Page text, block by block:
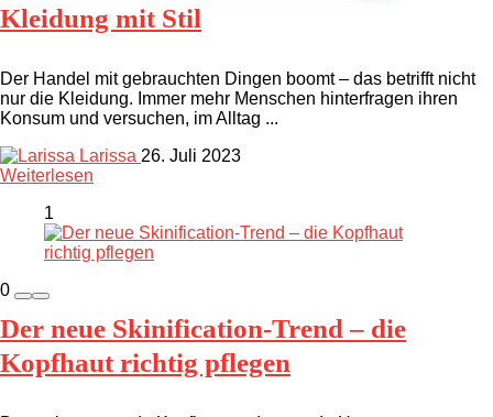
Kleidung mit Stil
Der Handel mit gebrauchten Dingen boomt – das betrifft nicht
nur die Kleidung. Immer mehr Menschen hinterfragen ihren
Konsum und versuchen, im Alltag ...
Larissa 26. Juli 2023
Weiterlesen
1
0
Der neue Skinification-Trend – die
Kopfhaut richtig pflegen